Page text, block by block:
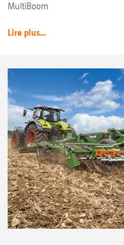
MultiBoom
Lire plus...